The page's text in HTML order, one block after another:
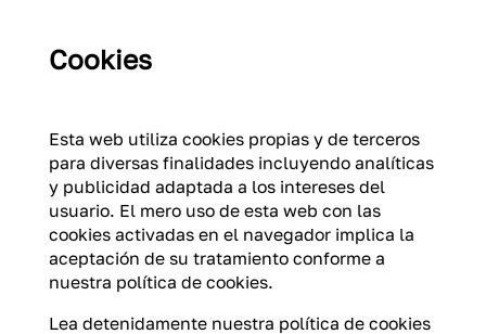
Cookies
Esta web utiliza cookies propias y de terceros
para diversas finalidades incluyendo analíticas
y publicidad adaptada a los intereses del
usuario. El mero uso de esta web con las
cookies activadas en el navegador implica la
aceptación de su tratamiento conforme a
nuestra política de cookies.
Lea detenidamente nuestra política de cookies